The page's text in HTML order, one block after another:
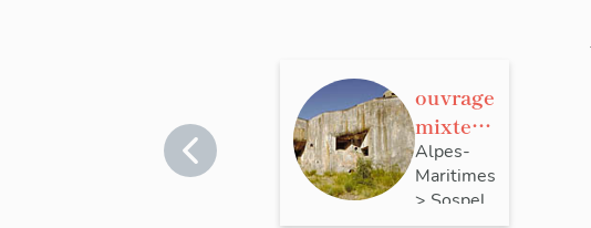
ouvrage
mixte
dit
ouvrage
de
Alpes-
Maritimes
> Sospel